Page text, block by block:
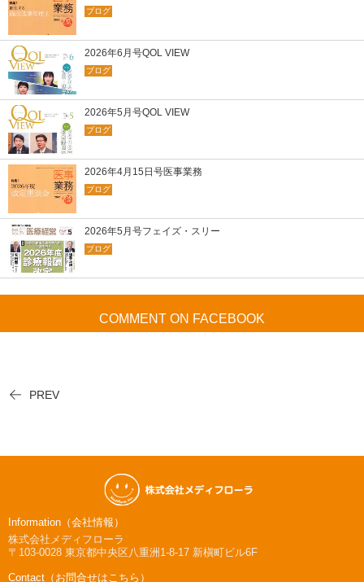
ブログ
2026年6月号QOL VIEW
ブログ
2026年5月号QOL VIEW
ブログ
2026年4月15日号医事業務
ブログ
2026年5月号フェイズ・スリー
ブログ
COMMENT ON FACEBOOK
PREV
Information（会社情報）
株式会社メディフローラ
〒103-0028 東京都中央区八重洲1-8-17 新槇町ビル6F
Contact（お問合せはこちら）